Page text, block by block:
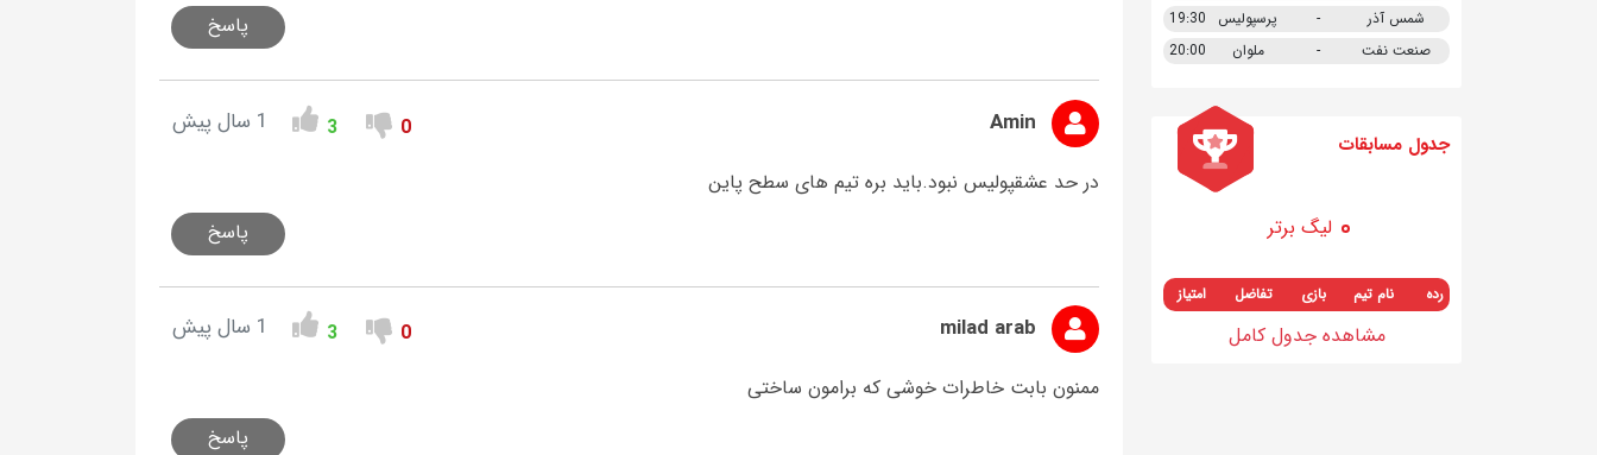
پاسخ
Amin
0
3 1 سال پیش
در حد عشقپولیس نبود.باید بره تیم های سطح پاین
پاسخ
milad arab
0
3 1 سال پیش
ممنون بابت خاطرات خوشی که برامون ساختی
پاسخ
شمس آذر
- پرسپولیس
19:30
صنعت نفت
- ملوان 20:00
جدول مسابقات
لیگ برتر
رده نام تیم بازی تفاضل امتیاز
مشاهده جدول کامل